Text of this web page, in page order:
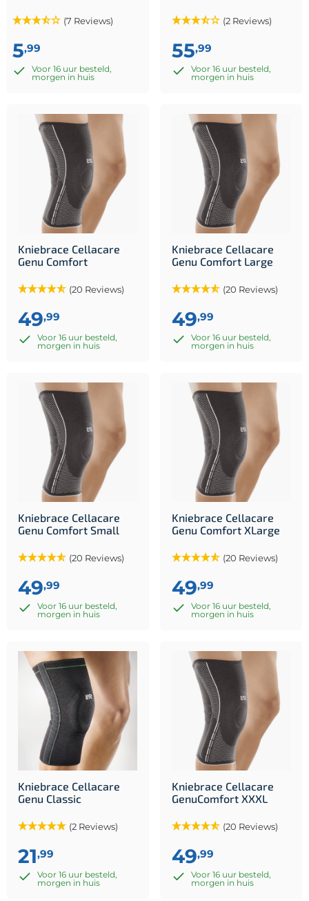
(7 Reviews)
5,99
Voor 16 uur besteld,
morgen in huis
(2 Reviews)
55,99
Voor 16 uur besteld,
morgen in huis
Kniebrace Cellacare
Genu Comfort
(20 Reviews)
49,99
Voor 16 uur besteld,
morgen in huis
Kniebrace Cellacare
Genu Comfort Large
(20 Reviews)
49,99
Voor 16 uur besteld,
morgen in huis
Kniebrace Cellacare
Genu Comfort Small
(20 Reviews)
49,99
Voor 16 uur besteld,
morgen in huis
Kniebrace Cellacare
Genu Comfort XLarge
(20 Reviews)
49,99
Voor 16 uur besteld,
morgen in huis
Kniebrace Cellacare
Genu Classic
(2 Reviews)
21,99
Voor 16 uur besteld,
morgen in huis
Kniebrace Cellacare
GenuComfort XXXL
(20 Reviews)
49,99
Voor 16 uur besteld,
morgen in huis